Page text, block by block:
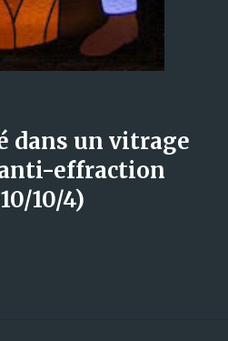
dans un vitrage
effraction
10/4)